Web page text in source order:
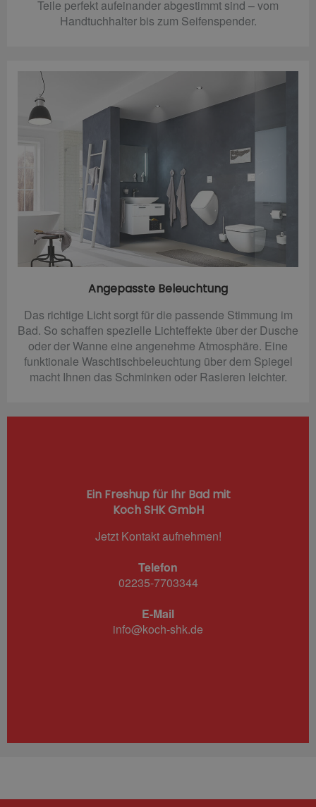
Teile perfekt aufeinander abgestimmt sind – vom
Handtuchhalter bis zum Seifenspender.
Angepasste Beleuchtung
Das richtige Licht sorgt für die passende Stimmung im
Bad. So schaffen spezielle Lichteffekte über der Dusche
oder der Wanne eine angenehme Atmosphäre. Eine
funktionale Waschtischbeleuchtung über dem Spiegel
macht Ihnen das Schminken oder Rasieren leichter.
Ein Freshup für Ihr Bad mit
Koch SHK GmbH
Jetzt Kontakt aufnehmen!
Telefon
02235-7703344
E-Mail
info@koch-shk.de